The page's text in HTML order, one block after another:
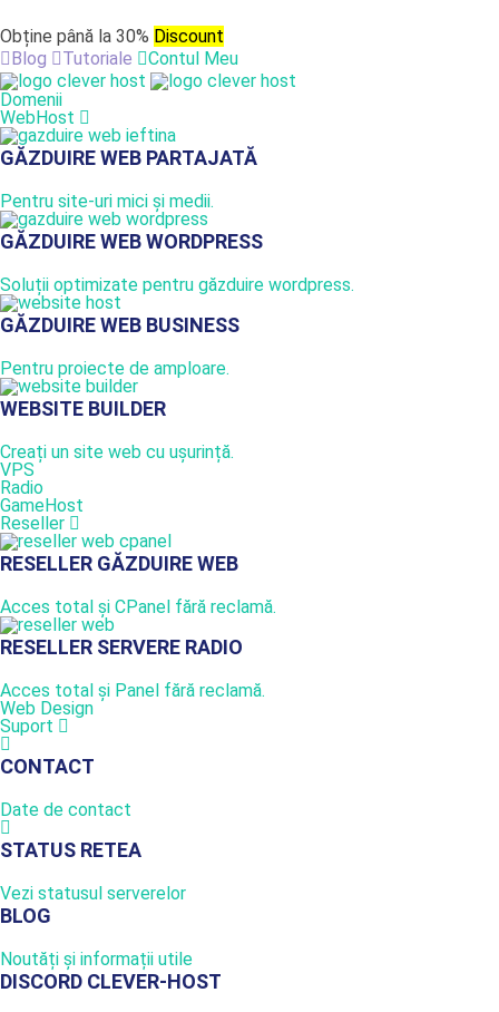
Obține până la 30% Discount
Blog
Tutoriale
Contul Meu
Domenii
WebHost
GĂZDUIRE WEB PARTAJATĂ
Pentru site-uri mici și medii.
GĂZDUIRE WEB WORDPRESS
Soluții optimizate pentru găzduire wordpress.
GĂZDUIRE WEB BUSINESS
Pentru proiecte de amploare.
WEBSITE BUILDER
Creați un site web cu ușurință.
VPS
Radio
GameHost
Reseller
RESELLER GĂZDUIRE WEB
Acces total și CPanel fără reclamă.
RESELLER SERVERE RADIO
Acces total și Panel fără reclamă.
Web Design
Suport
CONTACT
Date de contact
STATUS RETEA
Vezi statusul serverelor
BLOG
Noutăți și informații utile
DISCORD CLEVER-HOST